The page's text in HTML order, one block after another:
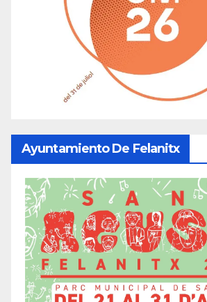
Ayuntamiento De Felanitx